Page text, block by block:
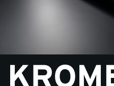
Noticias